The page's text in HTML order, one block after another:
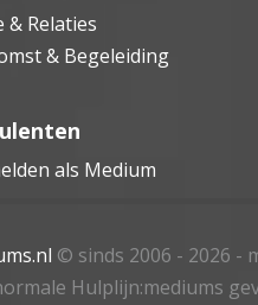
& Relaties
& Begeleiding
als Medium
© sinds 2006 - 2026 -
Hulplijn:mediums